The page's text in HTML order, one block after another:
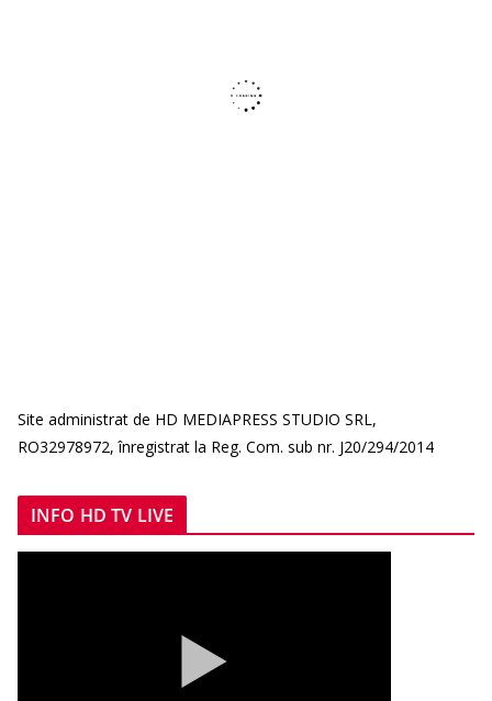
Site administrat de HD MEDIAPRESS STUDIO SRL,
RO32978972, înregistrat la Reg. Com. sub nr. J20/294/2014
INFO HD TV LIVE